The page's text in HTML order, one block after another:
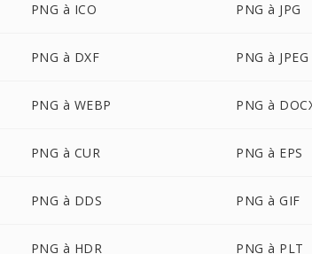
PNG à ICO PNG à JPG
PNG à DXF PNG à JPEG
PNG à WEBP PNG à
PNG à CUR PNG à EPS
PNG à DDS PNG à GIF
PNG à HDR PNG à PLT